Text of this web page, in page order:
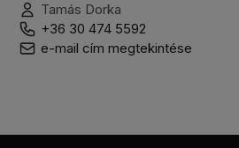
Tamás Dorka
+36 30 474 5592
e-mail cím megtekintése